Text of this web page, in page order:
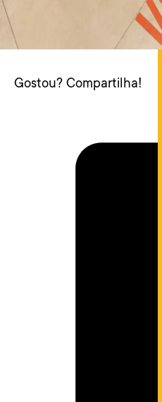
Gostou? Compartilha!